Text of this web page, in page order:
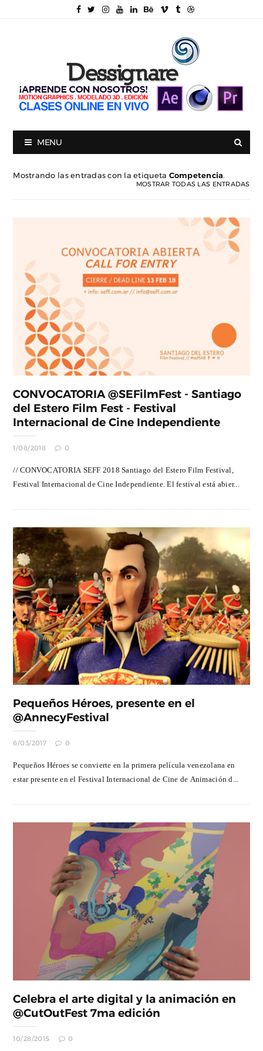
MENU
Mostrando las entradas con la etiqueta Competencia.
MOSTRAR TODAS LAS ENTRADAS
CONVOCATORIA @SEFilmFest - Santiago
del Estero Film Fest - Festival
Internacional de Cine Independiente
1/08/2018 0
// CONVOCATORIA SEFF 2018 Santiago del Estero Film Festival,
Festival Internacional de Cine Independiente. El festival está abier...
Pequeños Héroes, presente en el
@AnnecyFestival
6/03/2017 0
Pequeños Héroes se convierte en la primera película venezolana en
estar presente en el Festival Internacional de Cine de Animación d...
Celebra el arte digital y la animación en
@CutOutFest 7ma edición
10/28/2015 0